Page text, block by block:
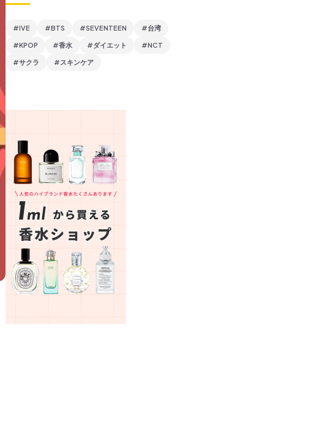
#IVE #BTS #SEVENTEEN #台湾
#KPOP #香水 #ダイエット #NCT
#サクラ #スキンケア